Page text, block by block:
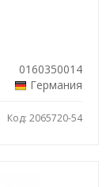
0160350014
Германия
Код: 2065720-54